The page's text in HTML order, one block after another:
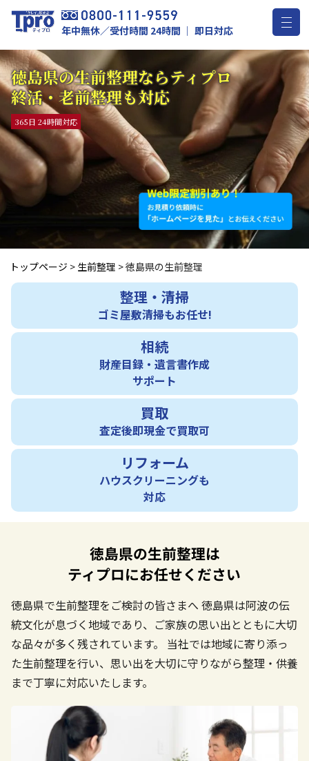
年中無休／受付時間 24時間 ｜ 即日対応
徳島県の生前整理ならティプロ
終活・老前整理も対応
365日 24時間対応
トップページ > 生前整理 >徳島県の生前整理
整理・清掃
ゴミ屋敷清掃もお任せ!
相続
財産目録・遺言書作成
サポート
買取
査定後即現金で買取可
リフォーム
ハウスクリーニングも
対応
徳島県の生前整理は
ティプロにお任せください
徳島県で生前整理をご検討の皆さまへ 徳島県は阿波の伝
統文化が息づく地域であり、ご家族の思い出とともに大切
な品々が多く残されています。
当社では地域に寄り添っ
た生前整理を行い、思い出を大切に守りながら整理・供養
まで丁寧に対応いたします。